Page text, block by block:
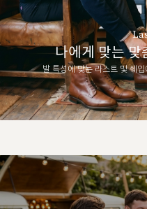
나에게 맞는 맞
발 특성에 맞는 라스트 및 쉐